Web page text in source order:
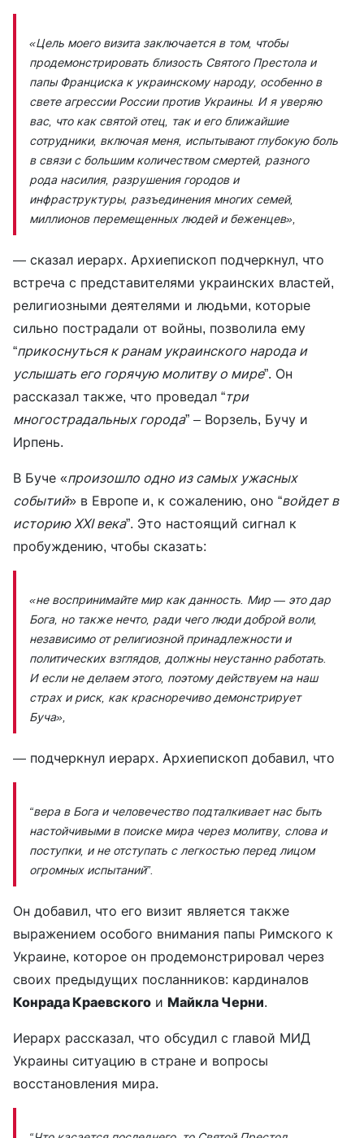
«Цель моего визита заключается в том, чтобы
продемонстрировать близость Святого Престола и
папы Франциска к украинскому народу, особенно в
свете агрессии России против Украины. И я уверяю
вас, что как святой отец, так и его ближайшие
сотрудники, включая меня, испытывают глубокую боль
в связи с большим количеством смертей, разного
рода насилия, разрушения городов и
инфраструктуры, разъединения многих семей,
миллионов перемещенных людей и беженцев»,
— сказал иерарх. Архиепископ подчеркнул, что
встреча с представителями украинских властей,
религиозными деятелями и людьми, которые
сильно пострадали от войны, позволила ему
“прикоснуться к ранам украинского народа и
услышать его горячую молитву о мире”. Он
рассказал также, что проведал “три
многострадальных города” – Ворзель, Бучу и
Ирпень.
В Буче «произошло одно из самых ужасных
событий» в Европе и, к сожалению, оно “войдет в
историю ХХІ века”. Это настоящий сигнал к
пробуждению, чтобы сказать:
«не воспринимайте мир как данность. Мир — это дар
Бога, но также нечто, ради чего люди доброй воли,
независимо от религиозной принадлежности и
политических взглядов, должны неустанно работать.
И если не делаем этого, поэтому действуем на наш
страх и риск, как красноречиво демонстрирует
Буча»,
— подчеркнул иерарх. Архиепископ добавил, что
“вера в Бога и человечество подталкивает нас быть
настойчивыми в поиске мира через молитву, слова и
поступки, и не отступать с легкостью перед лицом
огромных испытаний”.
Он добавил, что его визит является также
выражением особого внимания папы Римского к
Украине, которое он продемонстрировал через
своих предыдущих посланников: кардиналов
Конрада Краевского и Майкла Черни.
Иерарх рассказал, что обсудил с главой МИД
Украины ситуацию в стране и вопросы
восстановления мира.